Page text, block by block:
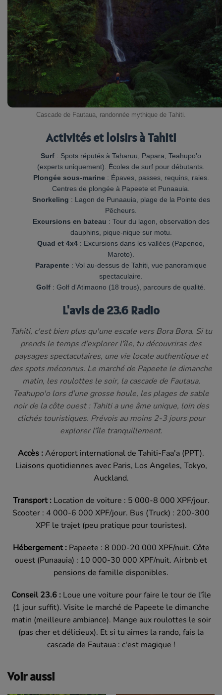
Cascade de Fautaua, randonnée mythique de Tahiti.
Activités et loisirs à Tahiti
Surf : Spots réputés à Taharuu, Papara, Teahupo'o
(experts uniquement). Écoles de surf pour débutants.
Plongée sous-marine: Épaves, passes, requins, raies.
Centres de plongée à Papeete et Punaauia.
Snorkeling : Lagon de Punaauia, plage de la Pointe des
Pêcheurs.
Excursions en bateau : Tour du lagon, observation des
dauphins, pique-nique sur motu.
Quad et 4x4 : Excursions dans les vallées (Papenoo,
Maroto).
Parapente : Vol au-dessus de Tahiti, vue panoramique
spectaculaire.
Golf : Golf d'Atimaono (18 trous), parcours de qualité.
L'avis de 23.6 Radio
Tahiti, c'est bien plus qu'une escale vers Bora Bora. Si tu
prends le temps d'explorer l'île, tu découvriras des
paysages spectaculaires, une vie locale authentique et
des spots méconnus. Le marché de Papeete le dimanche
matin, les roulottes le soir, la cascade de Fautaua,
Teahupo'o lors d'une grosse houle, les plages de sable
noir de la côte ouest : Tahiti a une âme unique, loin des
clichés touristiques. Prévois au moins 2-3 jours pour
explorer l'île tranquillement.
Accès :Aéroport international de Tahiti-Faa'a (PPT).
Liaisons quotidiennes avec Paris, Los Angeles, Tokyo,
Auckland.
Transport :Location de voiture : 5 000-8 000 XPF/jour.
Scooter : 4 000-6 000 XPF/jour. Bus (Truck) : 200-300
XPF le trajet (peu pratique pour touristes).
Hébergement :Papeete : 8 000-20 000 XPF/nuit. Côte
ouest (Punaauia) : 10 000-30 000 XPF/nuit. Airbnb et
pensions de famille disponibles.
Conseil 23.6 :Loue une voiture pour faire le tour de l'île
(1 jour suffit). Visite le marché de Papeete le dimanche
matin (meilleure ambiance). Mange aux roulottes le soir
(pas cher et délicieux). Et si tu aimes la rando, fais la
cascade de Fautaua : c'est magique !
Voir aussi